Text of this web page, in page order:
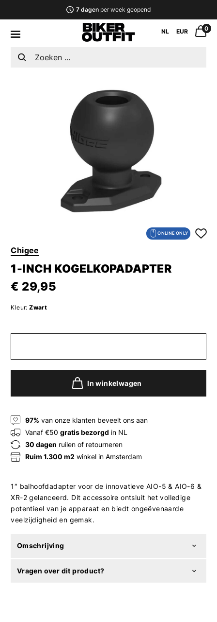
7 dagenper week geopend
NL EUR 0
ONLINE ONLY
Chigee
1-INCH KOGELKOPADAPTER
€ 29,95
Kleur: Zwart
In winkelwagen
97% van onze klanten beveelt ons aan
Vanaf €50gratis bezorgd in NL
30 dagen ruilen of retourneren
Ruim 1.300 m2 winkel in Amsterdam
1″ balhoofdadapter voor de innovatieve AIO-5 & AIO-6 &
XR-2 gelanceerd. Dit accessoire ontsluit het volledige
potentieel van je apparaat en biedt ongeëvenaarde
veelzijdigheid en gemak.
Omschrijving
Vragen over dit product?